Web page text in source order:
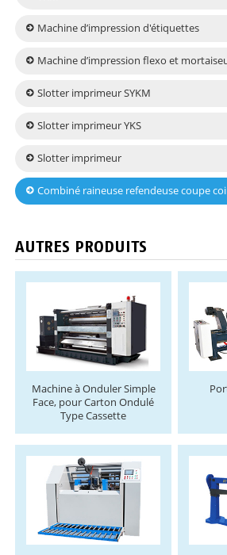
Machine d’impression d'étiquettes
Machine d’impression flexo et
Slotter imprimeur SYKM
Slotter imprimeur YKS
Slotter imprimeur
Combiné raineuse refendeuse coupe
AUTRES PRODUITS
Machine à Onduler Simple
Face, pour Carton Ondulé
Type Cassette